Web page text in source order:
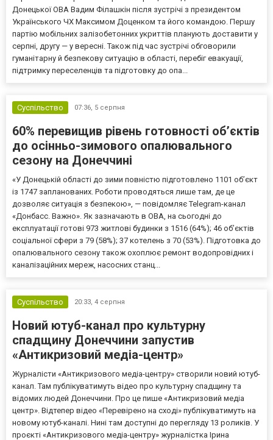
Донецької ОВА Вадим Філашкін після зустрічі з президентом
Українського ЧХ Максимом Доценком та його командою. Першу
партію мобільних залізобетонних укриттів планують доставити у
серпні, другу — у вересні. Також під час зустрічі обговорили
гуманітарну й безпекову ситуацію в області, перебіг евакуації,
підтримку переселенців та підготовку до опа...
Суспільство 07:36, 5 серпня
60% перевищив рівень готовності об’єктів
до осінньо-зимового опалювального
сезону на Донеччині
«У Донецькій області до зими повністю підготовлено 1101 об’єкт
із 1747 запланованих. Роботи проводяться лише там, де це
дозволяє ситуація з безпекою», — повідомляє Telegram-канал
«Донбасс. Важно». Як зазначають в ОВА, на сьогодні до
експлуатації готові 973 житлові будинки з 1516 (64%); 46 об’єктів
соціальної сфери з 79 (58%); 37 котелень з 70 (53%). Підготовка до
опалювального сезону також охоплює ремонт водопровідних і
каналізаційних мереж, насосних станц...
Суспільство 20:33, 4 серпня
Новий ютуб-канал про культурну
спадщину Донеччини запустив
«Антикризовий медіа-центр»
Журналісти «Антикризового медіа-центру» створили новий ютуб-
канал. Там публікуватимуть відео про культурну спадщину та
відомих людей Донеччини. Про це пише «Антикризовий медіа
центр». Відтепер відео «Перевірено на сході» публікуватимуть на
новому ютуб-каналі. Нині там доступні до перегляду 13 роликів. У
проєкті «Антикризового медіа-центру» журналістка Ірина